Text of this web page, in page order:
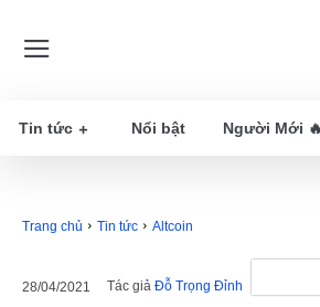
Tin tức Nổi bật Người Mới 🔥
Trang chủ Tin tức Altcoin
28/04/2021 Tác giả Đỗ Trọng Đỉnh